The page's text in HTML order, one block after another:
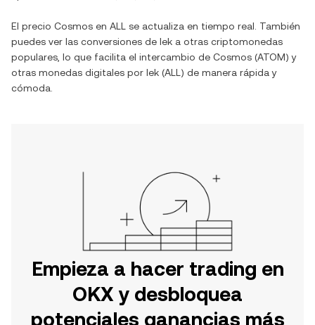
El precio Cosmos en ALL
se actualiza en tiempo real. También
puedes ver las conversiones de lek a otras criptomonedas
populares, lo que facilita el intercambio de Cosmos (ATOM) y
otras monedas digitales por lek (ALL ) de manera rápida y
cómoda.
Empieza a hacer trading en
OKX y desbloquea
potenciales ganancias más